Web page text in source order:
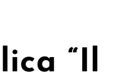
“Il